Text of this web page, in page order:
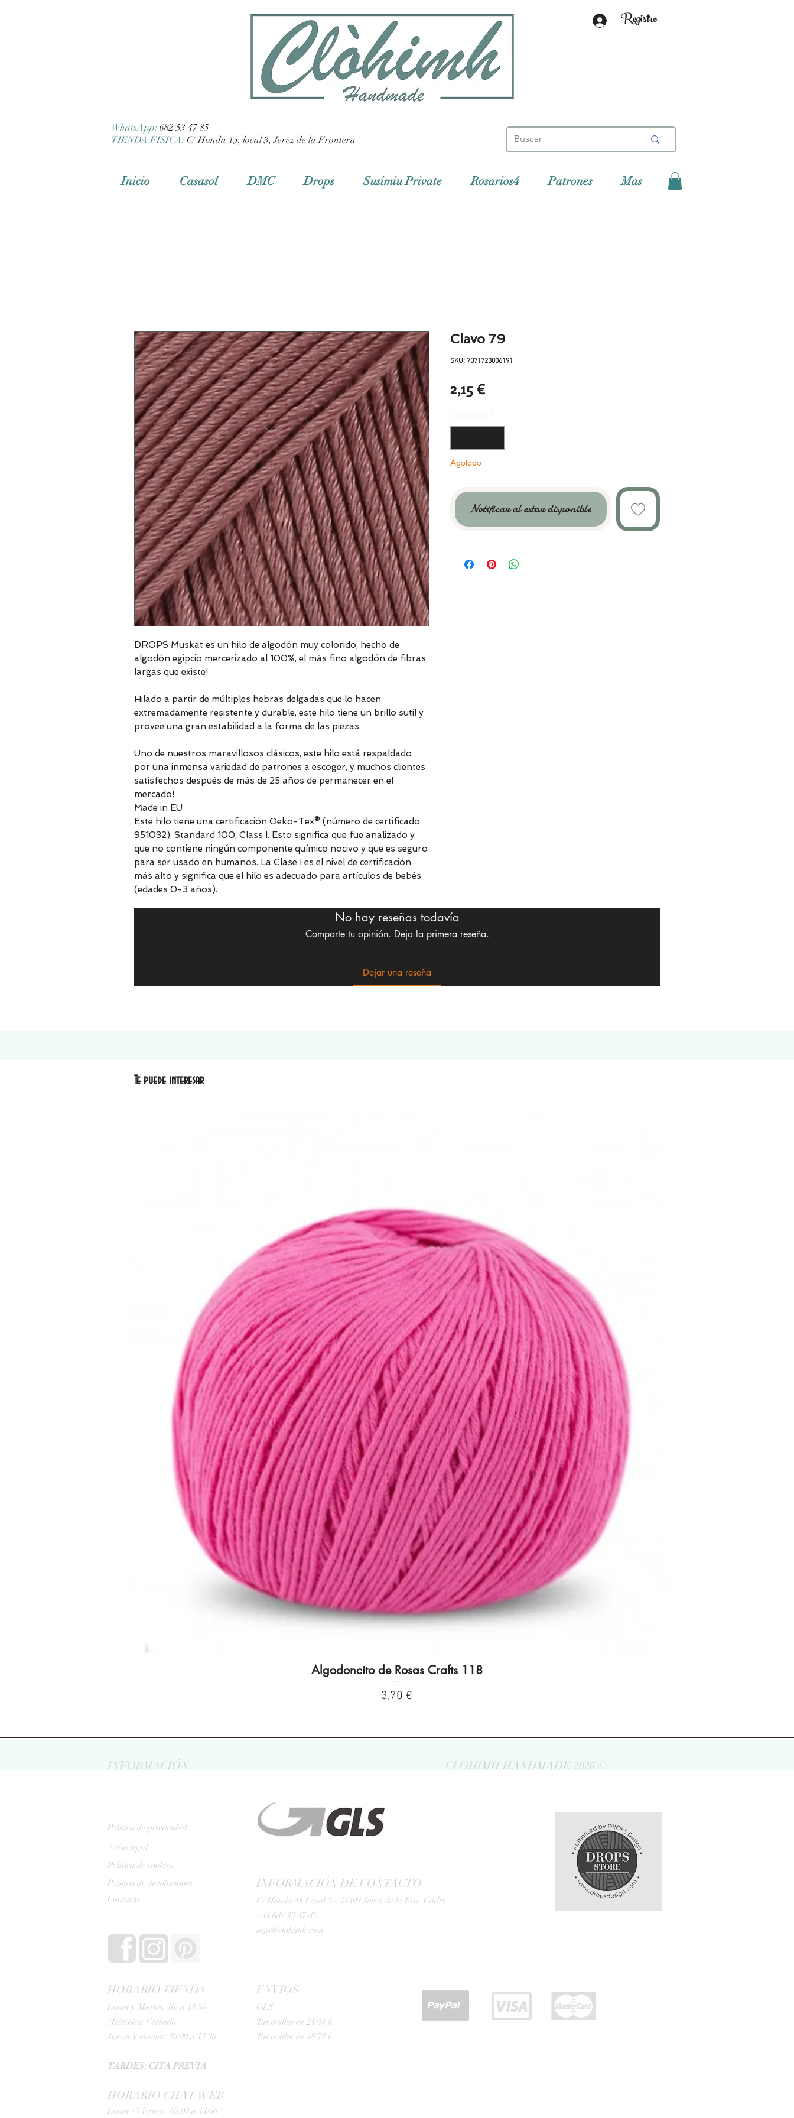
Registro
WhatsApp: 682 53 47 85
TIENDA FÍSICA: C/ Honda 15, local 3, Jerez de la Frontera
Inicio Casasol DMC Drops Susimiu Private Rosarios4 Patrones Mas
DROPS Muskat es un hilo de algodón muy colorido, hecho de
algodón egipcio mercerizado al 100%, el más fino algodón de fibras
largas que existe!
Hilado a partir de múltiples hebras delgadas que lo hacen
extremadamente resistente y durable, este hilo tiene un brillo sutil y
provee una gran estabilidad a la forma de las piezas.
Uno de nuestros maravillosos clásicos, este hilo está respaldado
por una inmensa variedad de patrones a escoger, y muchos clientes
satisfechos después de más de 25 años de permanecer en el
mercado!
Made in EU
Este hilo tiene una certificación Oeko-Tex® (número de certificado
951032), Standard 100, Class I. Esto significa que fue analizado y
que no contiene ningún componente químico nocivo y que es seguro
para ser usado en humanos. La Clase I es el nivel de certificación
más alto y significa que el hilo es adecuado para artículos de bebés
(edades 0-3 años).
Clavo 79
SKU: 7071723006191
2,15 €
Agotado
Notificar al estar disponible
No hay reseñas todavía
Comparte tu opinión. Deja la primera reseña.
Dejar una reseña
Te puede interesar
Vista rápida
Algodoncito de Rosas Crafts 118
Precio
3,70 €
INFORMACIÓN CLOHIMH HANDMADE 2026 ©
Politica de privacidad
Aviso legal
Política de cookies
Política de devoluciones
Contacta
INFORMACIÓN DE CONTACTO
C/ Honda 15 Local 3 - 11402 Jerez de la Fra. Cádiz
+34 682 53 47 85
info@clohimh.com
HORARIO TIENDA
Lunes y Martes: 10: a 13:30
Miércoles: Cerrado
Jueves y viernes: 10:00 a 13:30
TARDES: CITA PREVIA
HORARIO CHAT WEB
Lunes - Viernes: 09:00 a 14:00
ENVIOS
GLS:
Tus ovillos en 24/48 h
Tus ovillos en 48/72 h